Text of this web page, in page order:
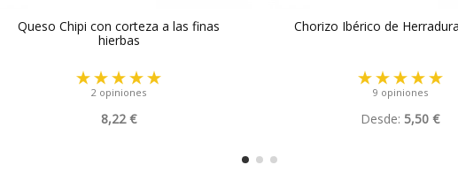
Queso Chipi con corteza a las finas
hierbas
2 opiniones
8,22 €
Chorizo Ibérico de
9 opiniones
Desde: 5,50 €